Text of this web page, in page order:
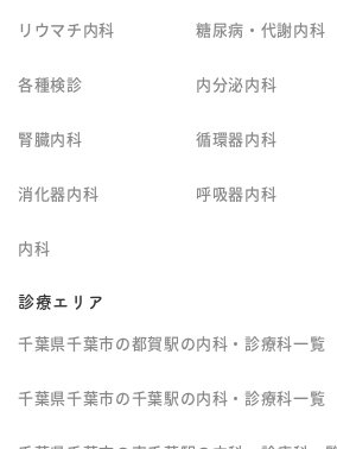
リウマチ内科 糖尿病・代謝内科
各種検診 内分泌内科
腎臓内科 循環器内科
消化器内科 呼吸器内科
内科
診療エリア
千葉県千葉市の都賀駅の内科・診療科一覧
千葉県千葉市の千葉駅の内科・診療科一覧